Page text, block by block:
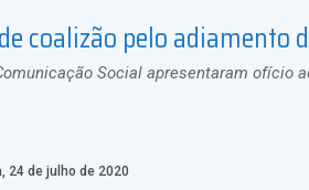
INCENTIVOS
coalizão pelo adiamento
Social apresentaram ofício
24 de julho de 2020